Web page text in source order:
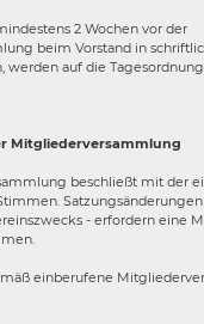
2 Wochen vor der
beim Vorstand in
werden auf die
Mitgliederversammlung
beschließt mit der
Satzungsänderungen
- erfordern eine
einberufene